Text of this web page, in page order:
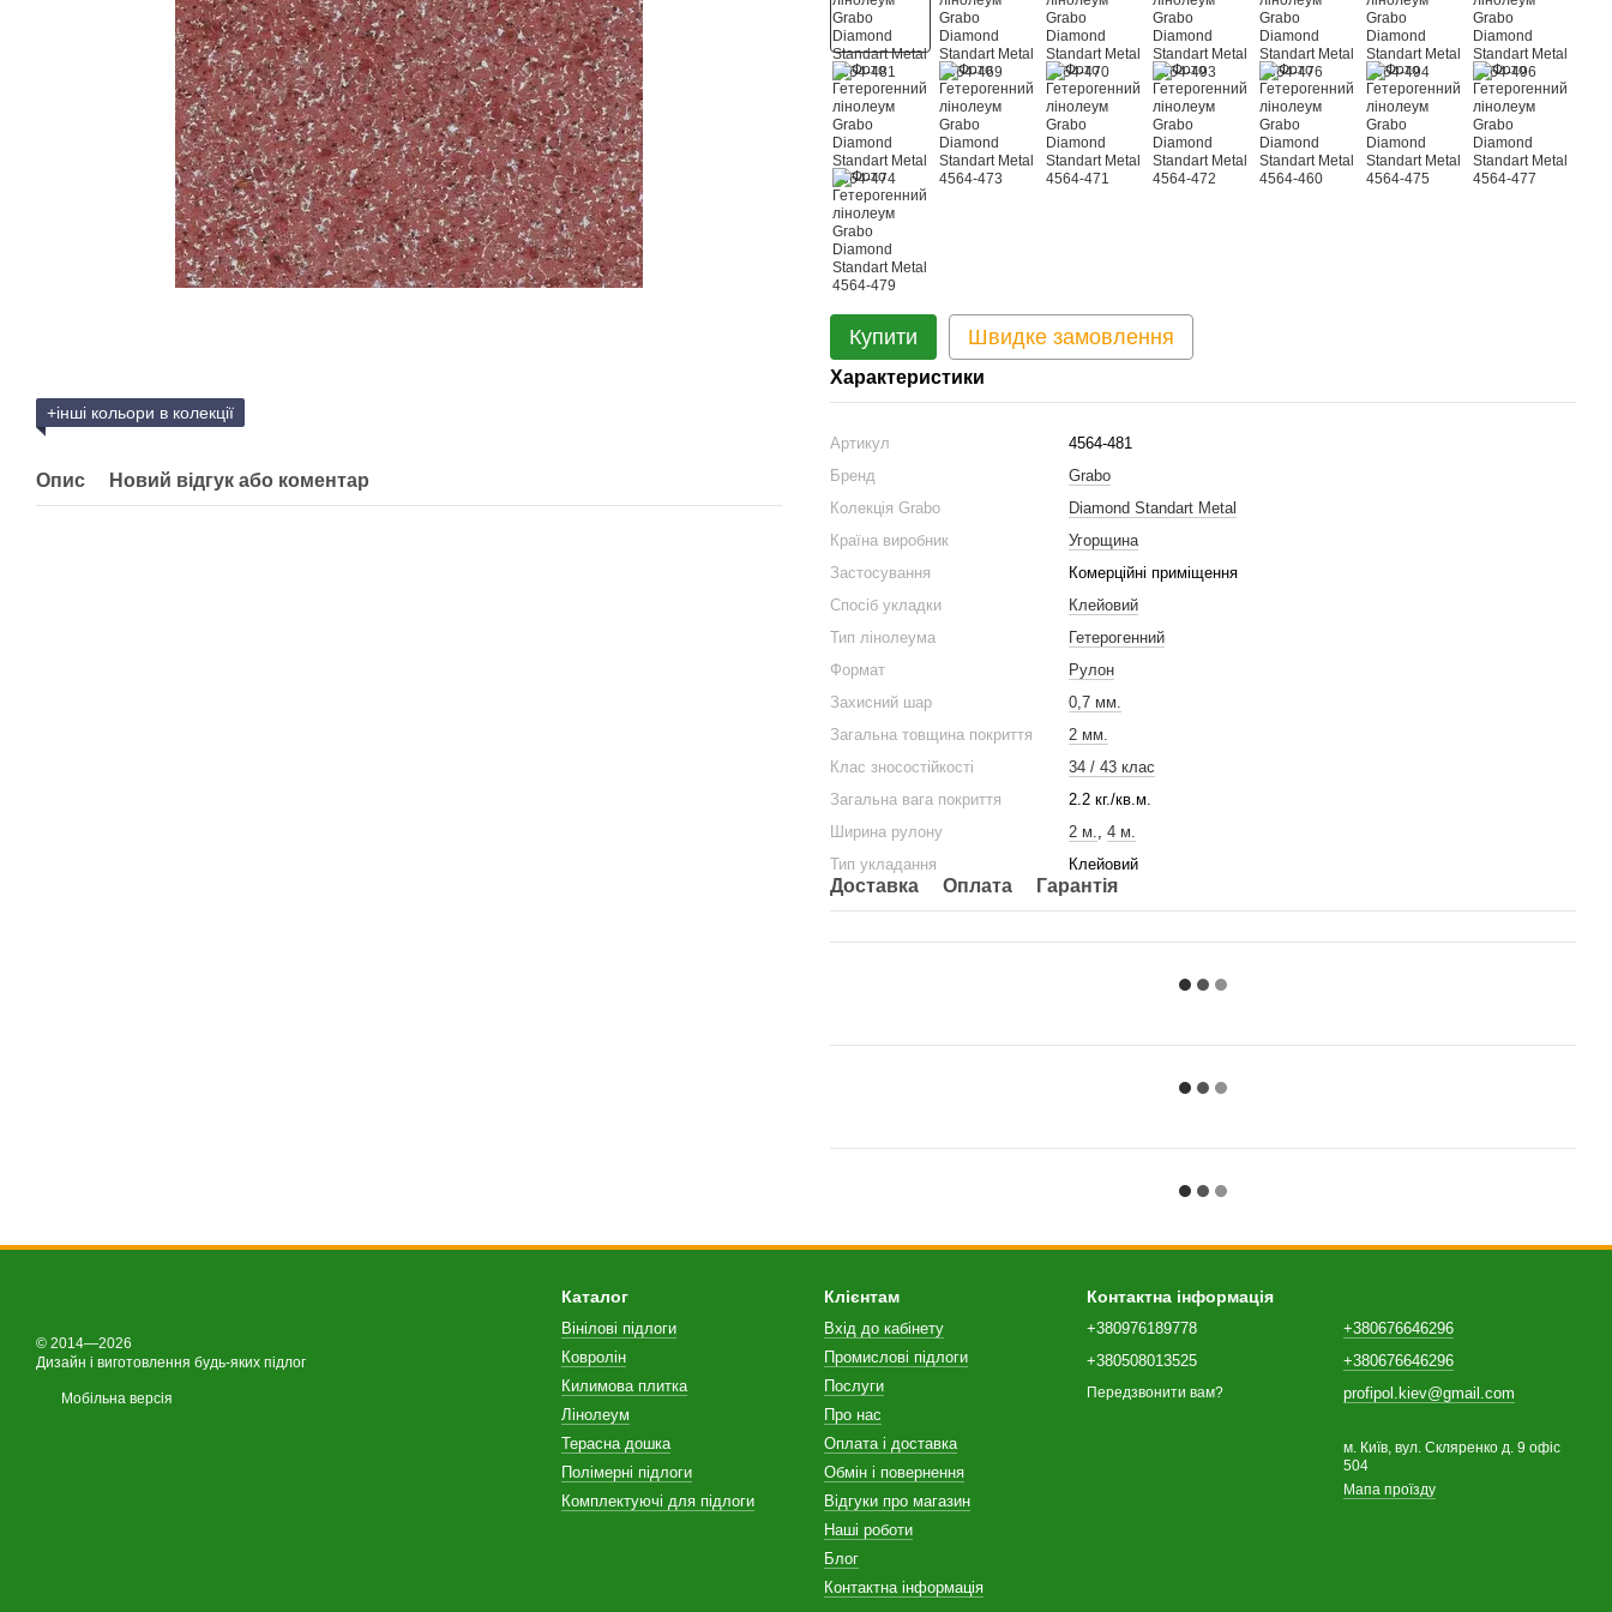
+інші кольори в колекції
Опис Новий відгук або коментар
Купити Швидке замовлення
Характеристики
Артикул
4564-481
Бренд
Grabo
Колекція Grabo
Diamond Standart Metal
Країна виробник
Угорщина
Застосування
Комерційні приміщення
Спосіб укладки
Клейовий
Тип лінолеума
Гетерогенний
Формат
Рулон
Захисний шар
0,7 мм.
Загальна товщина покриття
2 мм.
Клас зносостійкості
34 / 43 клас
Загальна вага покриття
2.2 кг./кв.м.
Ширина рулону
2 м., 4 м.
Тип укладання
Клейовий
Доставка Оплата Гарантія
© 2014—2026
Дизайн і виготовлення будь-яких підлог
Мобільна версія
Каталог
Вінілові підлоги
Ковролін
Килимова плитка
Лінолеум
Терасна дошка
Полімерні підлоги
Комплектуючі для підлоги
Клієнтам
Вхід до кабінету
Промислові підлоги
Послуги
Про нас
Оплата і доставка
Обмін і повернення
Відгуки про магазин
Наші роботи
Блог
Контактна інформація
Контактна інформація
+380976189778
+380508013525
Передзвонити вам?
+380676646296
+380676646296
profipol.kiev@gmail.com
м. Київ, вул. Скляренко д. 9 офіс
504
Мапа проїзду